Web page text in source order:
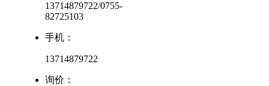
13714879722/0755-
82725103
手机：
13714879722
询价：